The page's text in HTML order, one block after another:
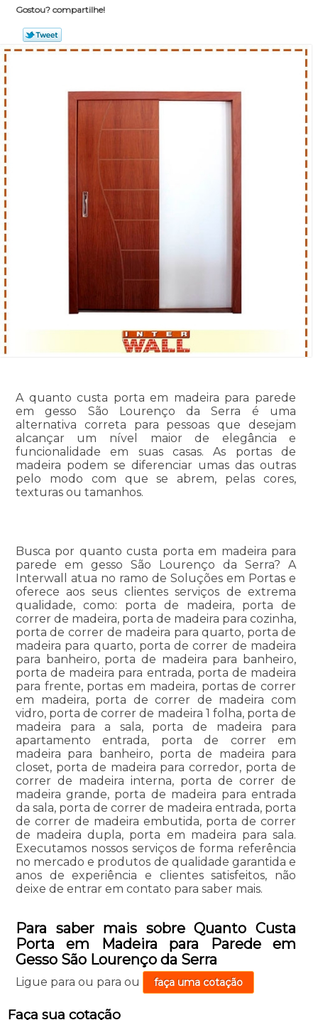
Gostou? compartilhe!
A quanto custa porta em madeira para parede
em gesso São Lourenço da Serra é uma
alternativa correta para pessoas que desejam
alcançar um nível maior de elegância e
funcionalidade em suas casas. As portas de
madeira podem se diferenciar umas das outras
pelo modo com que se abrem, pelas cores,
texturas ou tamanhos.
Busca por quanto custa porta em madeira para
parede em gesso São Lourenço da Serra? A
Interwall atua no ramo de Soluções em Portas e
oferece aos seus clientes serviços de extrema
qualidade, como: porta de madeira, porta de
correr de madeira, porta de madeira para cozinha,
porta de correr de madeira para quarto, porta de
madeira para quarto, porta de correr de madeira
para banheiro, porta de madeira para banheiro,
porta de madeira para entrada, porta de madeira
para frente, portas em madeira, portas de correr
em madeira, porta de correr de madeira com
vidro, porta de correr de madeira 1 folha, porta de
madeira para a sala, porta de madeira para
apartamento entrada, porta de correr em
madeira para banheiro, porta de madeira para
closet, porta de madeira para corredor, porta de
correr de madeira interna, porta de correr de
madeira grande, porta de madeira para entrada
da sala, porta de correr de madeira entrada, porta
de correr de madeira embutida, porta de correr
de madeira dupla, porta em madeira para sala.
Executamos nossos serviços de forma referência
no mercado e produtos de qualidade garantida e
anos de experiência e clientes satisfeitos, não
deixe de entrar em contato para saber mais.
Para saber mais sobre Quanto Custa
Porta em Madeira para Parede em
Gesso São Lourenço da Serra
Ligue para ou para ou faça uma cotação
Faça sua cotação